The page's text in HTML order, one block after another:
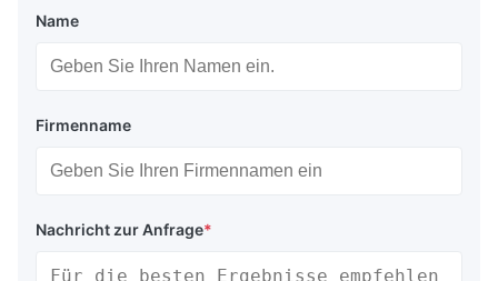
Name
Firmenname
Nachricht zur Anfrage*